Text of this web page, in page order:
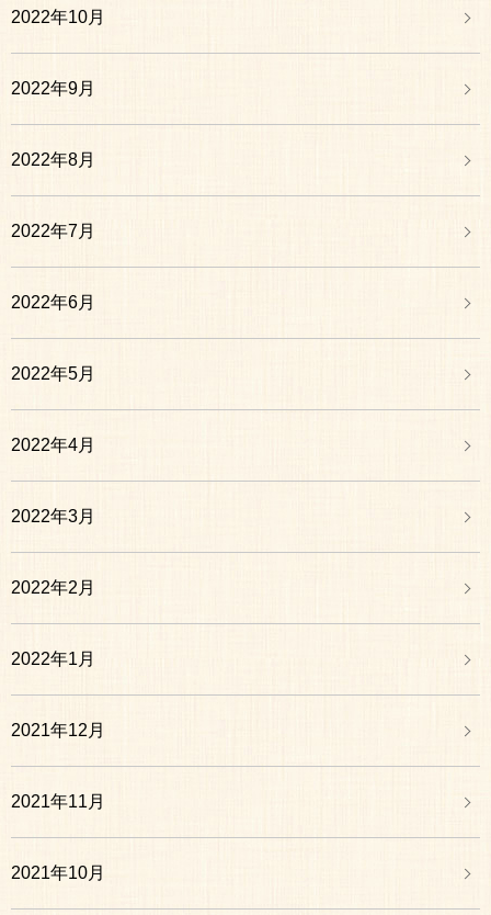
2022年10月
2022年9月
2022年8月
2022年7月
2022年6月
2022年5月
2022年4月
2022年3月
2022年2月
2022年1月
2021年12月
2021年11月
2021年10月